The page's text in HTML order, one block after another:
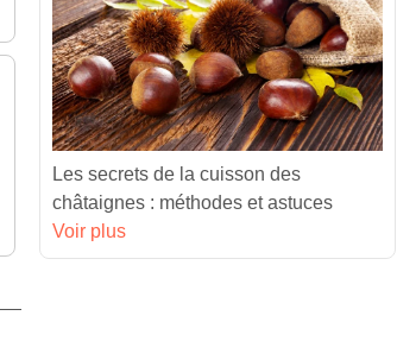
Les secrets de la cuisson des
châtaignes : méthodes et astuces
Voir plus